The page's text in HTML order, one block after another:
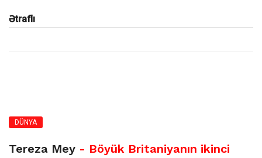
Ətraflı
DÜNYA
Tereza Mey - Böyük Britaniyanın ikinci